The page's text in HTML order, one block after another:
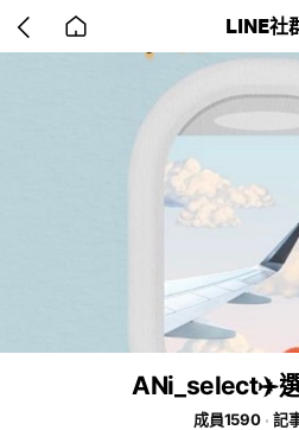
back
to
LINE社
ANi_select✈️
成員1590
記